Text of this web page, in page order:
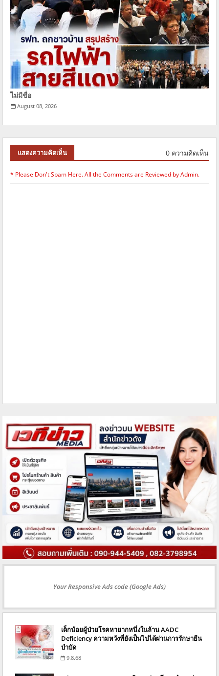
ไม่มีชื่อ
August 08, 2026
แสดงความคิดเห็น 0 ความคิดเห็น
* Please Don't Spam Here. All the Comments are Reviewed by Admin.
Your Responsive Ads code (Google Ads)
เด็กน้อยผู้ป่วยโรคหายากหนึ่งในล้าน AADC
Deficiency ความหวังที่ยังเป็นไปได้ผ่านการรักษายีน
บำบัด
9.8.68